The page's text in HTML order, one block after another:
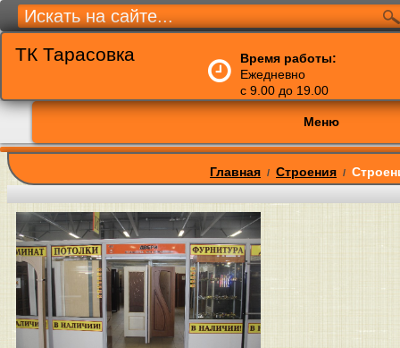
ТК Тарасовка
Время работы:
Ежедневно
с 9.00 до 19.00
Меню
Главная / Строения /